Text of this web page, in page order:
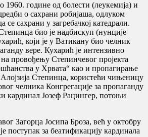
1960. године од болести (леукемија) и
о сахрани робијаша, одлуком
се сахрани у загребачкој катедрали.
био је надбискуп (нунције
који је у Ватикану био челник
вере. Кухарић је интензивно
провођењу Степинчевог пројекта
у Хрвата“ као и пропагирање
Алојзија Степинца, користећи чињеницу
челника Конгрегације за пропаганду
кардинал Јозеф Рацингер, потоњи
Загорца Јосипа Броза, већ у октобру
поступак за беатификацију кардинала